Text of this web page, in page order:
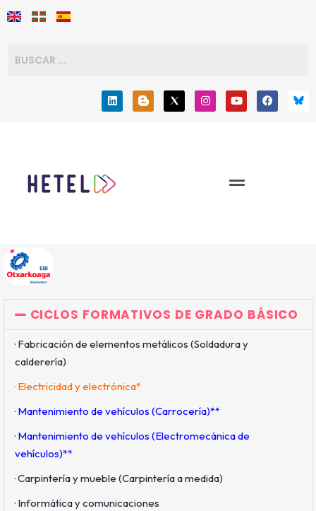
CICLOS FORMATIVOS DE GRADO BÁSICO
· Fabricación de elementos metálicos (Soldadura y
calderería)
· Electricidad y electrónica*
· Mantenimiento de vehículos (Carrocería)**
· Mantenimiento de vehículos (Electromecánica de
vehículos)**
· Carpintería y mueble (Carpintería a medida)
· Informática y comunicaciones